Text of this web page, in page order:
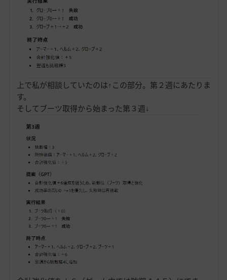
上で私が相談していたのは↑この部分。第２週にあたりま
す。
そしてブーツ取得から始まった第３週↓